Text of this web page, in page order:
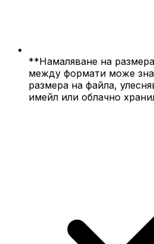
**Намаляване на
между формати може
размера на файла,
имейл или облачно